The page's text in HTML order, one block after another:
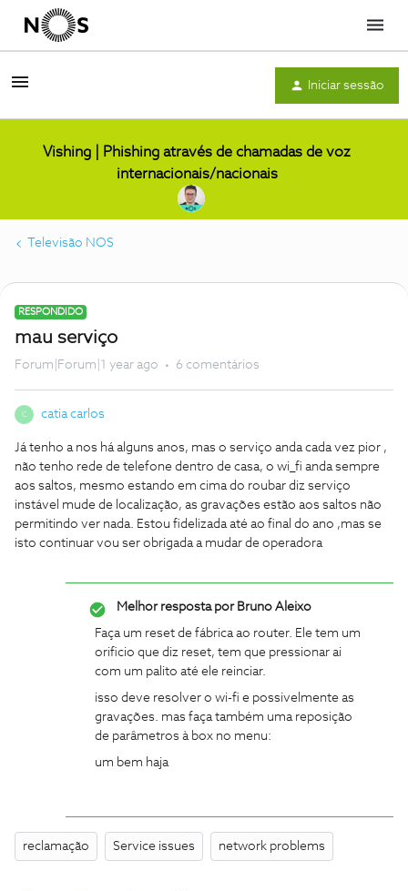
Menu
Iniciar sessão
Vishing | Phishing através de chamadas de voz
internacionais/nacionais
Televisão NOS
RESPONDIDO
mau serviço
Forum|Forum|1 year ago 6 comentários
C catia carlos
Já tenho a nos há alguns anos, mas o serviço anda cada vez pior ,
não tenho rede de telefone dentro de casa, o wi_fi anda sempre
aos saltos, mesmo estando em cima do roubar diz serviço
instável mude de localização, as gravações estão aos saltos não
permitindo ver nada. Estou fidelizada até ao final do ano ,mas se
isto continuar vou ser obrigada a mudar de operadora
Melhor resposta porBruno Aleixo
Faça um reset de fábrica ao router. Ele tem um
orificio que diz reset, tem que pressionar ai
com um palito até ele reinciar.
isso deve resolver o wi-fi e possivelmente as
gravações. mas faça também uma reposição
de parâmetros à box no menu:
um bem haja
reclamação Service issues network problems